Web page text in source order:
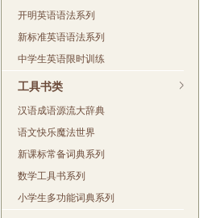
开明英语语法系列
新标准英语语法系列
中学生英语限时训练
工具书类
汉语成语源流大辞典
语文快乐魔法世界
新课标常备词典系列
数学工具书系列
小学生多功能词典系列